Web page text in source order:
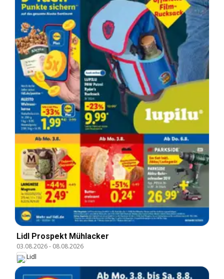
Lidl Prospekt Mühlacker
03.08.2026- 08.08.2026
Lidl